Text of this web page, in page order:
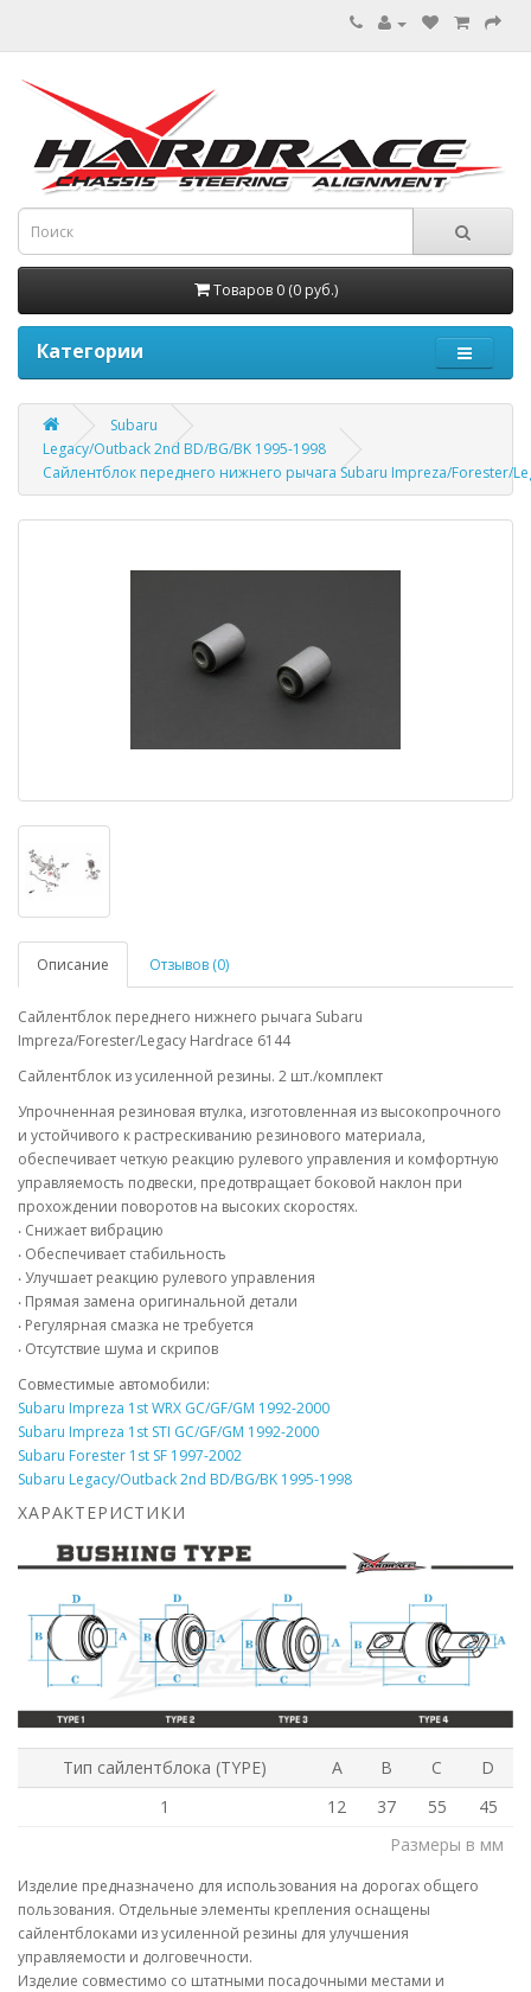
Товаров 0 (0 руб.)
Категории
Subaru
Legacy/Outback 2nd BD/BG/BK 1995-1998
Сайлентблок переднего нижнего рычага Subaru Impreza/Forester/
Описание Отзывов (0)
Сайлентблок переднего нижнего рычага Subaru
Impreza/Forester/Legacy Hardrace 6144
Сайлентблок из усиленной резины. 2 шт./комплект
Упрочненная резиновая втулка, изготовленная из высокопрочного
и устойчивого к растрескиванию резинового материала,
обеспечивает четкую реакцию рулевого управления и комфортную
управляемость подвески, предотвращает боковой наклон при
прохождении поворотов на высоких скоростях.
‧ Снижает вибрацию
‧ Обеспечивает стабильность
‧ Улучшает реакцию рулевого управления
‧ Прямая замена оригинальной детали
‧ Регулярная смазка не требуется
‧ Отсутствие шума и скрипов
Совместимые автомобили:
Subaru Impreza 1st WRX GC/GF/GM 1992-2000
Subaru Impreza 1st STI GC/GF/GM 1992-2000
Subaru Forester 1st SF 1997-2002
Subaru Legacy/Outback 2nd BD/BG/BK 1995-1998
ХАРАКТЕРИСТИКИ
Тип сайлентблока (TYPE) A B C
D
1
12 37 55
45
Размеры в мм
Изделие предназначено для использования на дорогах общего
пользования. Отдельные элементы крепления оснащены
сайлентблоками из усиленной резины для улучшения
управляемости и долговечности.
Изделие совместимо со штатными посадочными местами и